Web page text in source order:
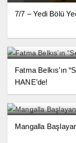
7/7 – Yedi Bölü
Fatma Belkıs’ın
HANE’de!
Mangalla